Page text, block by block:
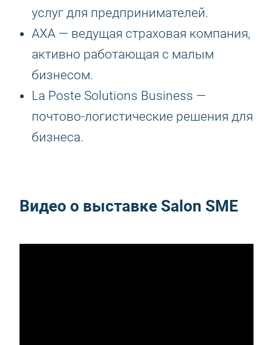
услуг для предпринимателей.
AXA — ведущая страховая компания,
активно работающая с малым
бизнесом.
La Poste Solutions Business —
почтово-логистические решения для
бизнеса.
Видео о выставке Salon SME